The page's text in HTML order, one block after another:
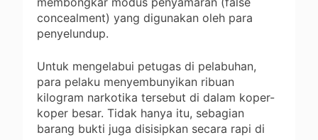
concealment) yang digunakan oleh para
penyelundup.
Untuk mengelabui petugas di pelabuhan,
para pelaku menyembunyikan ribuan
kilogram narkotika tersebut di dalam koper-
koper besar. Tidak hanya itu, sebagian
barang bukti juga disisipkan secara rapi di